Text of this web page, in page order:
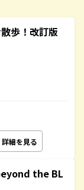
歩！改訂版
詳細を見る
the BL